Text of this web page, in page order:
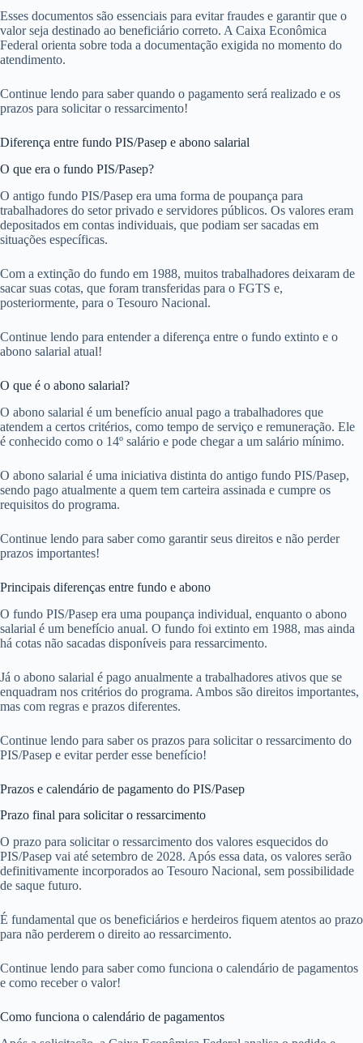
Esses documentos são essenciais para evitar fraudes e garantir que o
valor seja destinado ao beneficiário correto. A Caixa Econômica
Federal orienta sobre toda a documentação exigida no momento do
atendimento.
Continue lendo para saber quando o pagamento será realizado e os
prazos para solicitar o ressarcimento!
Diferença entre fundo PIS/Pasep e abono salarial
O que era o fundo PIS/Pasep?
O antigo fundo PIS/Pasep era uma forma de poupança para
trabalhadores do setor privado e servidores públicos. Os valores eram
depositados em contas individuais, que podiam ser sacadas em
situações específicas.
Com a extinção do fundo em 1988, muitos trabalhadores deixaram de
sacar suas cotas, que foram transferidas para o FGTS e,
posteriormente, para o Tesouro Nacional.
Continue lendo para entender a diferença entre o fundo extinto e o
abono salarial atual!
O que é o abono salarial?
O abono salarial é um benefício anual pago a trabalhadores que
atendem a certos critérios, como tempo de serviço e remuneração. Ele
é conhecido como o 14º salário e pode chegar a um salário mínimo.
O abono salarial é uma iniciativa distinta do antigo fundo PIS/Pasep,
sendo pago atualmente a quem tem carteira assinada e cumpre os
requisitos do programa.
Continue lendo para saber como garantir seus direitos e não perder
prazos importantes!
Principais diferenças entre fundo e abono
O fundo PIS/Pasep era uma poupança individual, enquanto o abono
salarial é um benefício anual. O fundo foi extinto em 1988, mas ainda
há cotas não sacadas disponíveis para ressarcimento.
Já o abono salarial é pago anualmente a trabalhadores ativos que se
enquadram nos critérios do programa. Ambos são direitos importantes,
mas com regras e prazos diferentes.
Continue lendo para saber os prazos para solicitar o ressarcimento do
PIS/Pasep e evitar perder esse benefício!
Prazos e calendário de pagamento do PIS/Pasep
Prazo final para solicitar o ressarcimento
O prazo para solicitar o ressarcimento dos valores esquecidos do
PIS/Pasep vai até setembro de 2028. Após essa data, os valores serão
definitivamente incorporados ao Tesouro Nacional, sem possibilidade
de saque futuro.
É fundamental que os beneficiários e herdeiros fiquem atentos ao prazo
para não perderem o direito ao ressarcimento.
Continue lendo para saber como funciona o calendário de pagamentos
e como receber o valor!
Como funciona o calendário de pagamentos